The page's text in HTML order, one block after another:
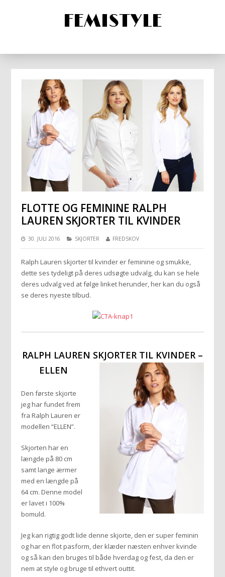
FEMISTYLE
FLOTTE OG FEMININE RALPH
LAUREN SKJORTER TIL KVINDER
30. JULI 2016 SKJORTER FREDSKOV
Ralph Lauren skjorter til kvinder er feminine og smukke,
dette ses tydeligt på deres udsøgte udvalg, du kan se hele
deres udvalg ved at følge linket herunder, her kan du også
se deres nyeste tilbud.
RALPH LAUREN SKJORTER TIL KVINDER –
ELLEN
Den første skjorte
jeg har fundet frem
fra Ralph Lauren er
modellen “ELLEN”.
Skjorten har en
længde på 80 cm
samt lange ærmer
med en længde på
64 cm. Denne model
er lavet i 100%
bomuld.
Jeg kan rigtig godt lide denne skjorte, den er super feminin
og har en flot pasform, der klæder næsten enhver kvinde
og så kan den bruges til både hverdag og fest, da den er
nem at style og bruge til ethvert outtit.